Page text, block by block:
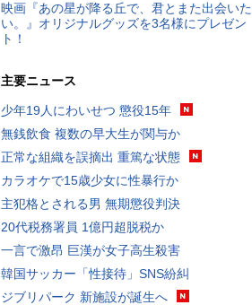
映画『あの星が降る丘で、君とまた出会いた
い。』オリジナルグッズを3名様にプレゼン
ト！
主要ニュース
少年19人にわいせつ 懲役15年
無銭飲食 複数の早大生が関与か
正常な組織を誤摘出 重篤な状態
カラオケで15歳少女に性暴行か
主犯格とされる男 無期懲役判決
20代税務署員 1億円超脱税か
一言で激昂 巨漢が女子高生殺害
韓国サッカー「性接待」SNS紛糾
ジブリパーク 新施設が誕生へ